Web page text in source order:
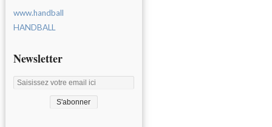
www.handball
HANDBALL
Newsletter